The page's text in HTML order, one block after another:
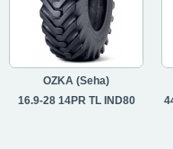
OZKA (Seha)
16.9-28 14PR TL IND80